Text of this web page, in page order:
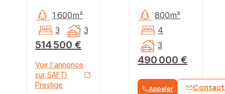
514 500 €
1 600m²
3
3
Voir l'annonce
sur SAFTI
Prestige
490 000 €
800m²
4
3
Appeler